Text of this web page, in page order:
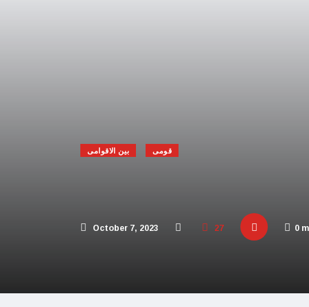
مکہ مکرمہ میں سونے کے متعدد نئے ذخائر مل گئے
عرب امارات میں سال نو کی تقاریب منسوخ
بھارت میں محتاط رہنے کی ہدایات جاری کردیں
پاکستان آنے والے امریکی بحری جہاز پر حملہ
بین الاقوامی قومی
October 7, 2023 27 0